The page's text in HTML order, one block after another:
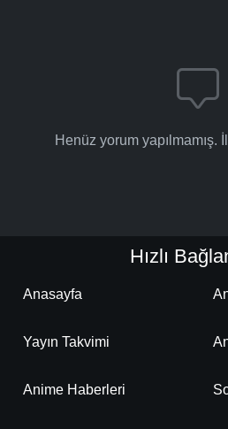
Henüz yorum yapılmamış.
Hızlı
Anasayfa
Yayın Takvimi
Anime Haberleri